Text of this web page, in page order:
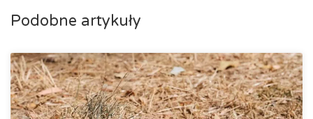
Podobne artykuły